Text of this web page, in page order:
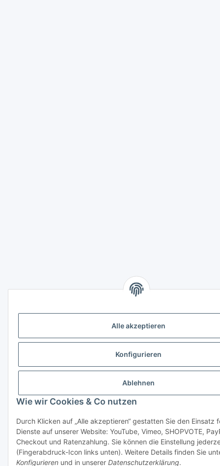
Alle akzeptieren
Konfigurieren
Ablehnen
Wie wir Cookies & Co nutzen
Durch Klicken auf „Alle akzeptieren“ gestatten Sie den Einsatz
Dienste auf unserer Website: YouTube, Vimeo, SHOPVOTE,
Checkout und Ratenzahlung. Sie können die Einstellung
(Fingerabdruck-Icon links unten). Weitere Details finden Sie
Konfigurieren und in unserer Datenschutzerklärung.